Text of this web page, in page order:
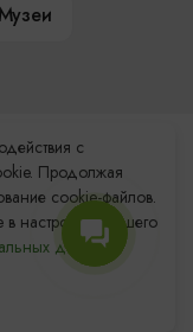
Музеи
с
Продолжая
cookie-файлов.
настройках Вашего
данных.